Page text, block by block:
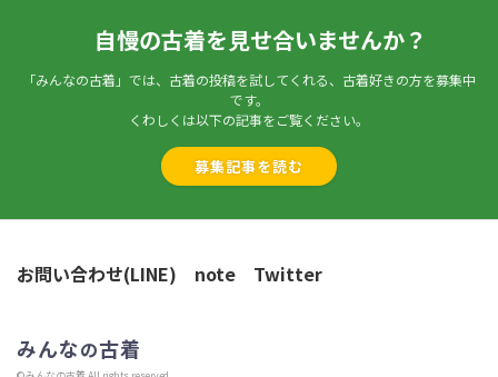
自慢の古着を見せ合いませんか？
「みんなの古着」では、古着の投稿を試してくれる、古着好きの方を募集中
です。
くわしくは以下の記事をご覧ください。
募集記事を読む
お問い合わせ(LINE) note Twitter
みんなの古着